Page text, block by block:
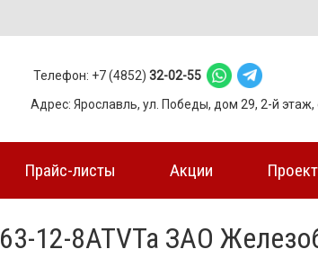
Телефон: +7 (4852) 32-02-55
Адрес: Ярославль, ул. Победы, дом 29, 2-й этаж,
Прайс-листы Акции
12-8АТVТа ЗАО